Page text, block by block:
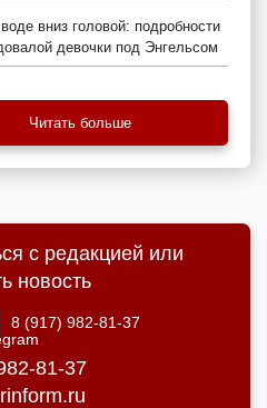
вниз головой: подробности
девочки под Энгельсом
Читать больше
с редакцией или
новость
8 (917) 982-81-37
81-37